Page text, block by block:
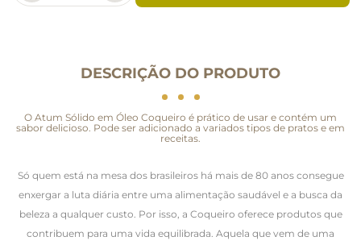
DESCRIÇÃO DO PRODUTO
O Atum Sólido em Óleo Coqueiro é prático de usar e contém um
sabor delicioso. Pode ser adicionado a variados tipos de pratos e em
receitas.
Só quem está na mesa dos brasileiros há mais de 80 anos consegue
enxergar a luta diária entre uma alimentação saudável e a busca da
beleza a qualquer custo. Por isso, a Coqueiro oferece produtos que
contribuem para uma vida equilibrada. Aquela que vem de uma